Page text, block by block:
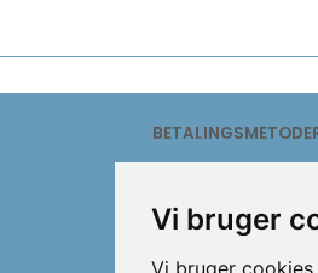
Vi bruger
Vi bruger